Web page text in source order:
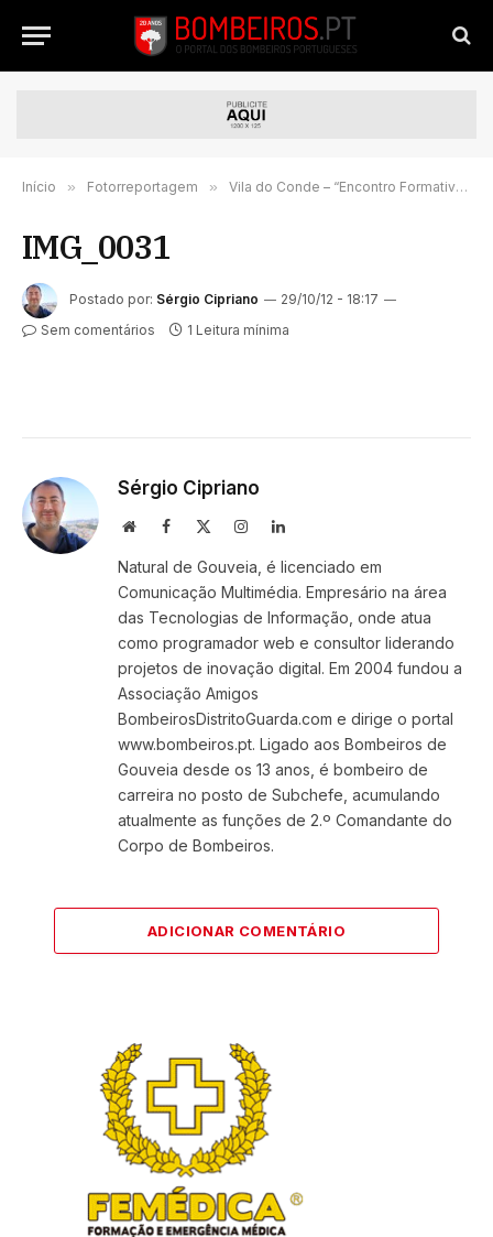
Início » Fotorreportagem » Vila do Conde – “Encontro Formativo de Salvamento & Desencarceramento”
IMG_0031
Postado por: Sérgio Cipriano
29/10/12 - 18:17
Sem comentários
1 Leitura mínima
Sérgio Cipriano
WebsiteFacebook InstagramLinkedIn
Natural de Gouveia, é licenciado em
Comunicação Multimédia. Empresário na área
das Tecnologias de Informação, onde atua
como programador web e consultor liderando
projetos de inovação digital. Em 2004 fundou a
Associação Amigos
BombeirosDistritoGuarda.com e dirige o portal
www.bombeiros.pt. Ligado aos Bombeiros de
Gouveia desde os 13 anos, é bombeiro de
carreira no posto de Subchefe, acumulando
atualmente as funções de 2.º Comandante do
Corpo de Bombeiros.
ADICIONAR COMENTÁRIO